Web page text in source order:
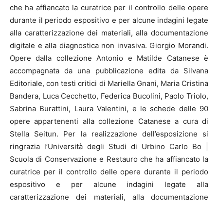
che ha affiancato la curatrice per il controllo delle opere
durante il periodo espositivo e per alcune indagini legate
alla caratterizzazione dei materiali, alla documentazione
digitale e alla diagnostica non invasiva. Giorgio Morandi.
Opere dalla collezione Antonio e Matilde Catanese è
accompagnata da una pubblicazione edita da Silvana
Editoriale, con testi critici di Mariella Gnani, Maria Cristina
Bandera, Luca Cecchetto, Federica Bucolini, Paolo Triolo,
Sabrina Burattini, Laura Valentini, e le schede delle 90
opere appartenenti alla collezione Catanese a cura di
Stella Seitun. Per la realizzazione dell’esposizione si
ringrazia l’Università degli Studi di Urbino Carlo Bo |
Scuola di Conservazione e Restauro che ha affiancato la
curatrice per il controllo delle opere durante il periodo
espositivo e per alcune indagini legate alla
caratterizzazione dei materiali, alla documentazione